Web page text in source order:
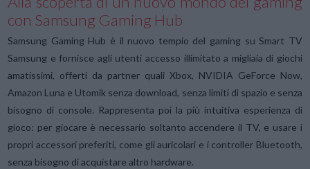
con Samsung Gaming Hub
Samsung Gaming Hub è il nuovo tempio del gaming su Smart TV
Samsung e fornisce agli utenti accesso illimitato a migliaia di giochi
amatissimi, offerti da partner quali Xbox, NVIDIA GeForce Now,
Amazon Luna e Utomik senza download, senza limiti di spazio e senza
bisogno di console. Rappresenta poi la più intuitiva esperienza di
gioco: per giocare è necessario soltanto accendere il TV, e usare i
propri accessori preferiti, come gli auricolari e i controller Bluetooth,
senza bisogno di acquistare altro hardware.